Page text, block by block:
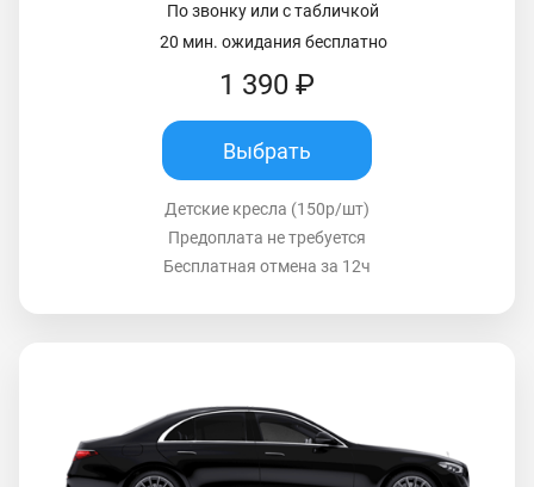
По звонку или с табличкой
20 мин. ожидания бесплатно
1 390 ₽
Выбрать
Детские кресла (150р/шт)
Предоплата не требуется
Бесплатная отмена за 12ч